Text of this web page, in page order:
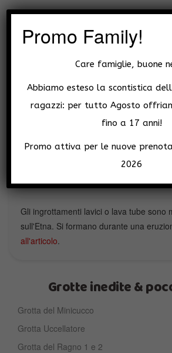
Vuoi visitare le grotte
Organizziamo escursioni in grotta con
Potresti richiedere anche di effettuare
con chi l'ha scoperte! Vedi
Tour
vulcaniche
Come si formano le
vulcaniche?
Gli ingrottamenti lavici o lava tube sono
sull'Etna. Si formano durante una
all'articolo.
Grotte inedite &
Grotta del Minicucco
Grotta Uccellatore
Grotta del Ragno 1 e 2
Promo Family!
Care famiglie, buone
Abbiamo esteso la scontistica
ragazzi: per tutto Agosto
fino a 17 anni!
Promo attiva per le nuove
2026